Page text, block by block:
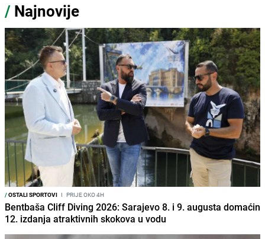
/ Najnovije
/OSTALI SPORTOVI I PRIJE OKO 4H
Bentbaša Cliff Diving 2026: Sarajevo 8. i 9. augusta domaćin
12. izdanja atraktivnih skokova u vodu